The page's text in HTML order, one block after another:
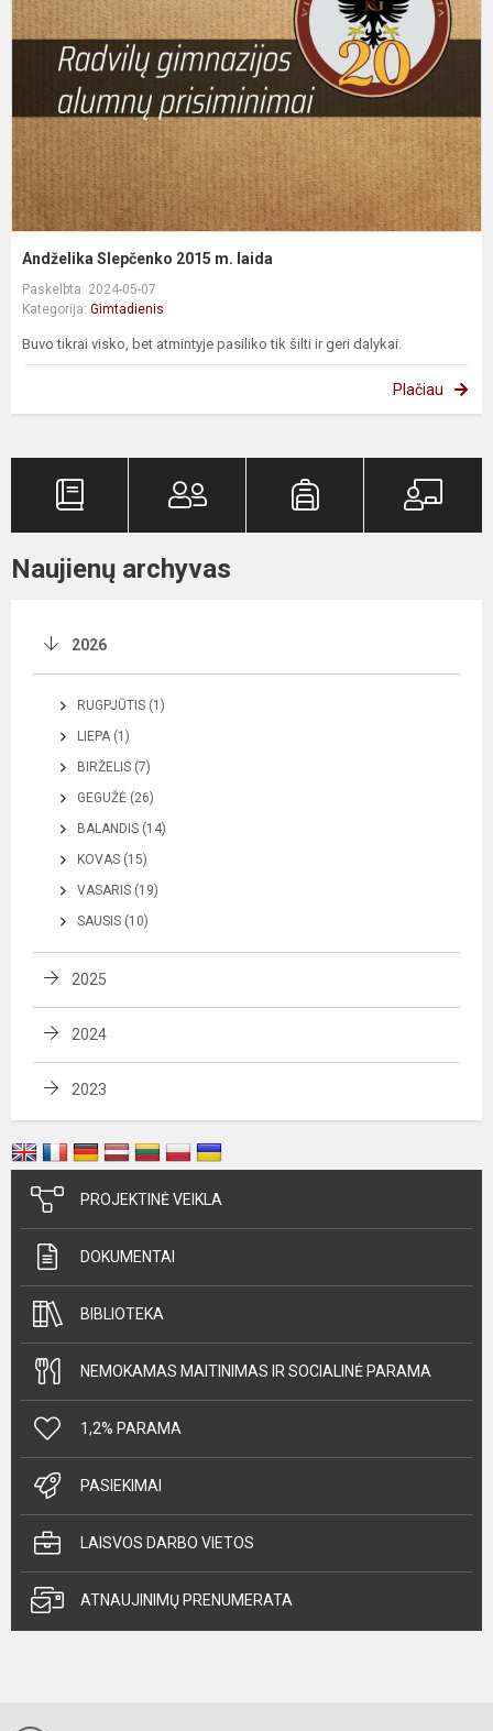
Andželika Slepčenko 2015 m. laida
Paskelbta: 2024-05-07
Kategorija: Gimtadienis
Buvo tikrai visko, bet atmintyje pasiliko tik šilti ir geri dalykai.
Plačiau
Naujienų archyvas
2026
RUGPJŪTIS (1)
LIEPA (1)
BIRŽELIS (7)
GEGUŽĖ (26)
BALANDIS (14)
KOVAS (15)
VASARIS (19)
SAUSIS (10)
2025
2024
2023
PROJEKTINĖ VEIKLA
DOKUMENTAI
BIBLIOTEKA
NEMOKAMAS MAITINIMAS IR SOCIALINĖ PARAMA
1,2% PARAMA
PASIEKIMAI
LAISVOS DARBO VIETOS
ATNAUJINIMŲ PRENUMERATA